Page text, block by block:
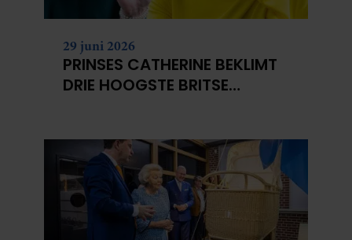
29 juni 2026
PRINSES CATHERINE BEKLIMT
DRIE HOOGSTE BRITSE